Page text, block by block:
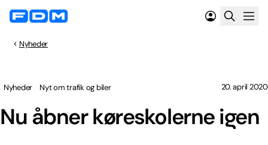
Nyheder
Nu åbner køreskolerne igen
Nyheder Nyt om trafik og biler 20. april 2020